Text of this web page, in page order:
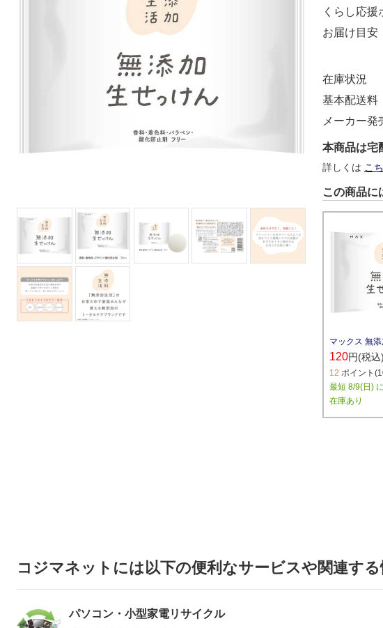
くらし応援
お届け
在庫
基本配
メーカー
本商品は宅
詳しくは こ
この商品に
マックス 無
120円(税込)
12 ポイント
最短 8/9(日)
在庫あり
コジマネットには以下の便利なサービスや関連する
パソコン・小型家電リサイクル